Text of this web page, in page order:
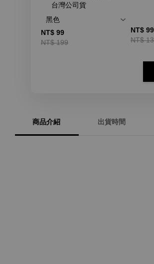
台灣公司貨
NT$ 99
NT$ 199
NT$ 99
NT$
商品介紹 出貨時間